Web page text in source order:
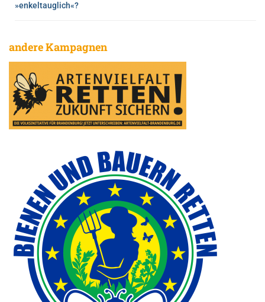
»enkeltauglich«?
andere Kampagnen